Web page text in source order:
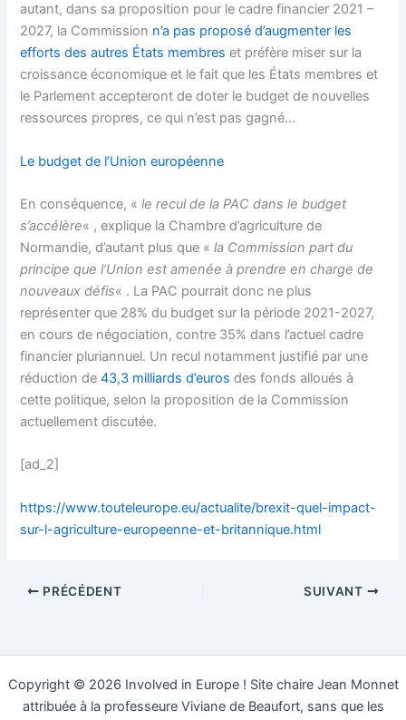
autant, dans sa proposition pour le cadre financier 2021 –
2027, la Commission n’a pas proposé d’augmenter les
efforts des autres États membres et préfère miser sur la
croissance économique et le fait que les États membres et
le Parlement accepteront de doter le budget de nouvelles
ressources propres, ce qui n’est pas gagné…
Le budget de l’Union européenne
En conséquence, «le recul de la PAC dans le budget
s’accélère« , explique la Chambre d’agriculture de
Normandie, d’autant plus que «la Commission part du
principe que l’Union est amenée à prendre en charge de
nouveaux défis« . La PAC pourrait donc ne plus
représenter que 28% du budget sur la période 2021-2027,
en cours de négociation, contre 35% dans l’actuel cadre
financier pluriannuel. Un recul notamment justifié par une
réduction de43,3 milliards d’euros des fonds alloués à
cette politique, selon la proposition de la Commission
actuellement discutée.
[ad_2]
https://www.touteleurope.eu/actualite/brexit-quel-impact-
sur-l-agriculture-europeenne-et-britannique.html
PRÉCÉDENT SUIVANT
Copyright © 2026 Involved in Europe ! Site chaire Jean Monnet
attribuée à la professeure Viviane de Beaufort, sans que les